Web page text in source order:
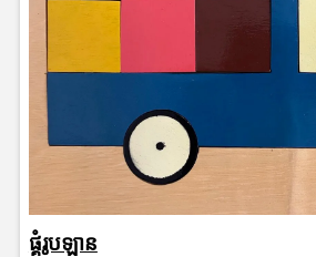
ផ្គុំរូបឡាន